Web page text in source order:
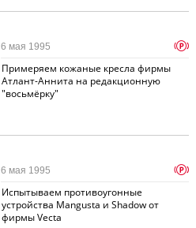
Примеряем кожаные кресла фирмы
Атлант-Аннита на редакционную
"восьмёрку"
6 мая 1995 p
Испытываем противоугонные
устройства Mangusta и Shadow от
фирмы Vecta
6 мая 1995 p